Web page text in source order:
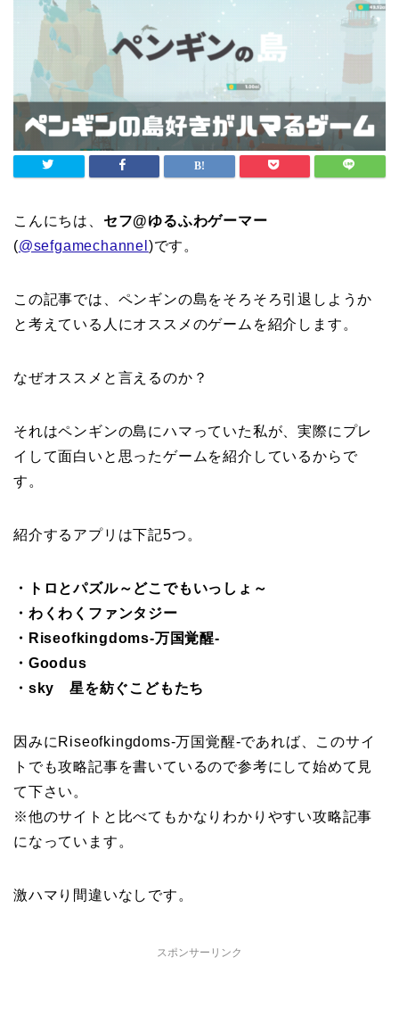
こんにちは、 セフ@ゆるふわゲーマー
(@sefgamechannel )です。
この記事では、ペンギンの島をそろそろ引退しようか
と考えている人にオススメのゲームを紹介します。
なぜオススメと言えるのか？
それはペンギンの島にハマっていた私が、実際にプレ
イして面白いと思ったゲームを紹介しているからで
す。
紹介するアプリは下記5つ。
・トロとパズル～どこでもいっしょ～
・わくわくファンタジー
・Riseofkingdoms-万国覚醒-
・Goodus
・sky 星を紡ぐこどもたち
因みにRiseofkingdoms-万国覚醒-であれば、このサイ
トでも攻略記事を書いているので参考にして始めて見
て下さい。
※他のサイトと比べてもかなりわかりやすい攻略記事
になっています。
激ハマり間違いなしです。
スポンサーリンク